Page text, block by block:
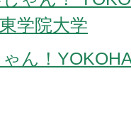
学院大学
ん！